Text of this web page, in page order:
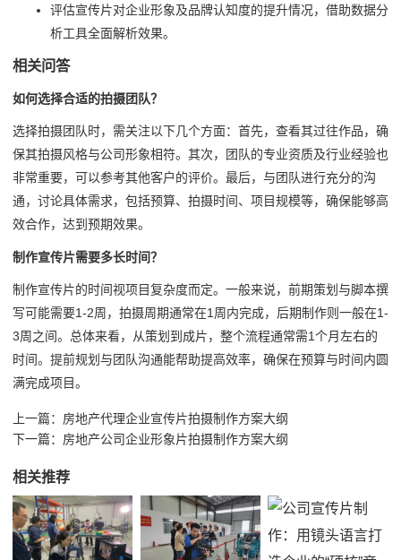
评估宣传片对企业形象及品牌认知度的提升情况，借助数据分
析工具全面解析效果。
相关问答
如何选择合适的拍摄团队？
选择拍摄团队时，需关注以下几个方面：首先，查看其过往作品，确
保其拍摄风格与公司形象相符。其次，团队的专业资质及行业经验也
非常重要，可以参考其他客户的评价。最后，与团队进行充分的沟
通，讨论具体需求，包括预算、拍摄时间、项目规模等，确保能够高
效合作，达到预期效果。
制作宣传片需要多长时间？
制作宣传片的时间视项目复杂度而定。一般来说，前期策划与脚本撰
写可能需要1-2周，拍摄周期通常在1周内完成，后期制作则一般在1-
3周之间。总体来看，从策划到成片，整个流程通常需1个月左右的
时间。提前规划与团队沟通能帮助提高效率，确保在预算与时间内圆
满完成项目。
上一篇： 房地产代理企业宣传片拍摄制作方案大纲
下一篇： 房地产公司企业形象片拍摄制作方案大纲
相关推荐